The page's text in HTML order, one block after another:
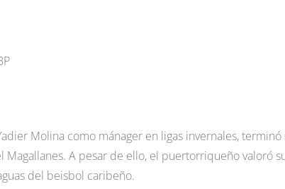
Molina como mánager en ligas invernales,
Magallanes. A pesar de ello, el puertorriqueño valoró
del beisbol caribeño.